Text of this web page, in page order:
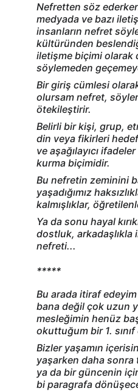
Nefretten söz
medyada ve bazı
insanların nefret
kültüründen
iletişme biçimi olarak
söylemeden
Bir giriş cümlesi
olursam nefret,
ötekileştirir.
Belirli bir kişi, grup,
din veya fikirleri
ve aşağılayıcı
kurma biçimidir.
Bu nefretin zeminini
yaşadığımız
kalmışlıklar,
Ya da sonu hayal
dostluk, arkadaşlıkla
nefreti...
*****
Bu arada itiraf edeyim
bana değil çok uzun
mesleğimin henüz
okuttuğum bir 1.
Bizler yaşamın
yaşarken daha sonra
ya da bir güncenin
bi paragrafa